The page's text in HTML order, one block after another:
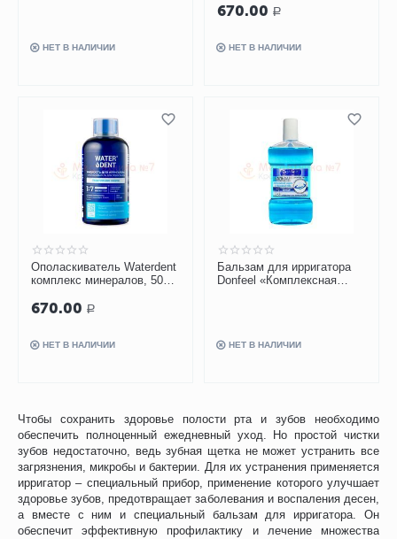
Чтобы сохранить здоровье полости рта и зубов необходимо
обеспечить полноценный ежедневный уход. Но простой чистки
зубов недостаточно, ведь зубная щетка не может устранить все
загрязнения, микробы и бактерии. Для их устранения применяется
ирригатор – специальный прибор, применение которого улучшает
здоровье зубов, предотвращает заболевания и воспаления десен,
а вместе с ним и специальный бальзам для ирригатора. Он
обеспечит эффективную профилактику и лечение множества
НЕТ В НАЛИЧИИ
670.00 Р
НЕТ В НАЛИЧИИ
Ополаскиватель Waterdent
комплекс минералов, 500
670.00 Р
НЕТ В НАЛИЧИИ
Бальзам для ирригатора
Donfeel «Комплексная
НЕТ В НАЛИЧИИ